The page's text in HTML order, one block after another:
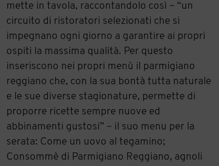
mette in tavola, raccontandolo così – “un
circuito di ristoratori selezionati che si
impegnano ogni giorno a garantire ai propri
ospiti la massima qualità. Per questo
inseriscono nei propri menù il parmigiano
reggiano che, con la sua bontà tutta naturale
e le sue diverse stagionature, permette di
proporre ricette sempre nuove ed
abbinamenti gustosi” – il suo menu per la
serata: Come un uovo al tegamino;
Consommè di Parmigiano Reggiano, agnoli